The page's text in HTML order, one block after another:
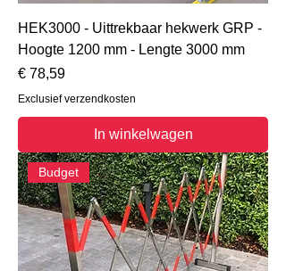
HEK3000 - Uittrekbaar hekwerk GRP -
Hoogte 1200 mm - Lengte 3000 mm
Prijs
€ 78,59
Exclusief verzendkosten
In winkelwagen
Budget